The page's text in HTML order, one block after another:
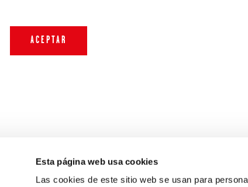
Esta página web usa cookies
Las cookies de este sitio web se usan para